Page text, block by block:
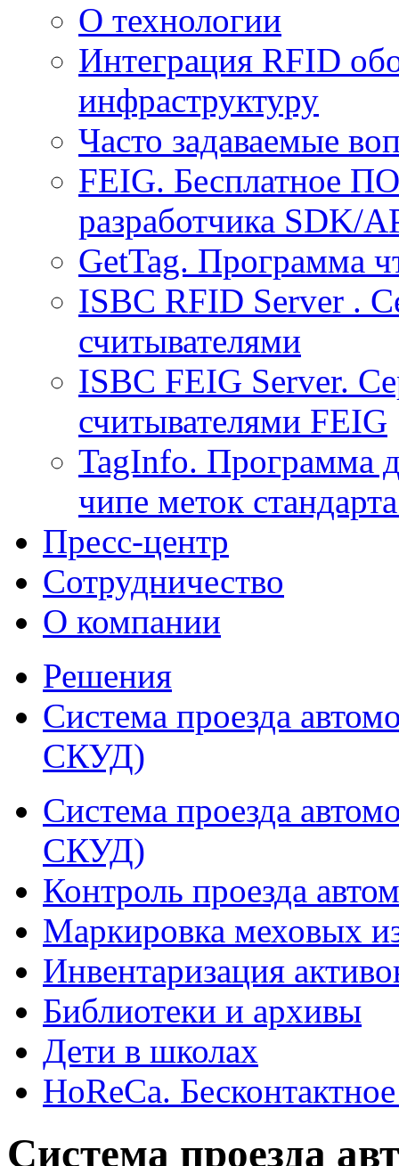
О технологии
Интеграция RFID
инфраструктуру
Часто задаваемые
FEIG. Бесплатное
разработчика SDK/
GetTag. Программа
ISBC RFID Server .
считывателями
ISBC FEIG Server.
считывателями FEIG
TagInfo. Программа
чипе меток
Пресс-центр
Сотрудничество
О компании
Решения
Система проезда
СКУД)
Система проезда
СКУД)
Контроль проезда
Маркировка меховых
Инвентаризация
Библиотеки и архивы
Дети в школах
HoReCa.
Система проезда